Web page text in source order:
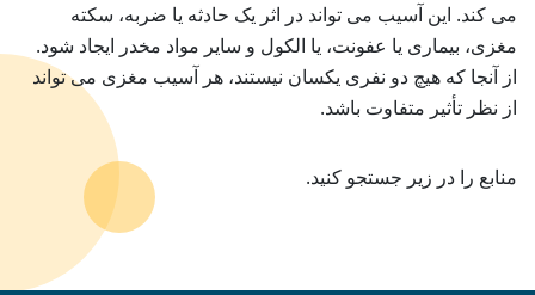
می کند. این آسیب می تواند در اثر یک حادثه یا ضربه، سکته
مغزی، بیماری یا عفونت، یا الکول و سایر مواد مخدر ایجاد شود.
از آنجا که هیچ دو نفری یکسان نیستند، هر آسیب مغزی می تواند
از نظر تأثیر متفاوت باشد.
منابع را در زیر جستجو کنید.